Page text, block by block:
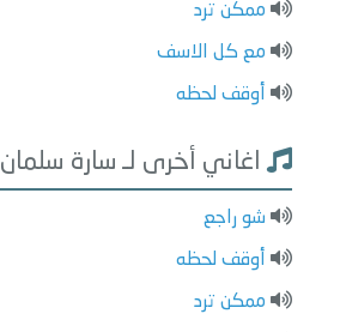
ممكن ترد
مع كل الاسف
أوقف لحظه
اغاني أخرى لـ سارة سلمان
شو راجع
أوقف لحظه
ممكن ترد